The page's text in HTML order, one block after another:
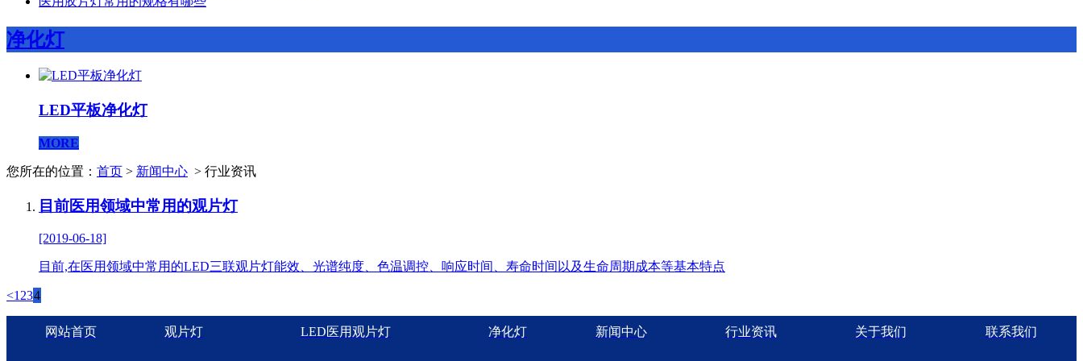
净化灯
LED平板净化灯
MORE
您所在的位置： 首页 > 新闻中心 > 行业资讯
目前医用领域中常用的观片灯
[2019-06-18]
目前,在医用领域中常用的LED三联观片灯能效、光谱纯度、色温调控、响应时间、寿命时间以及生命周期成本等基本特点
<1 234
网站首页 观片灯 LED医用观片灯 净化灯 新闻中心 行业资讯 关于我们 联系我们